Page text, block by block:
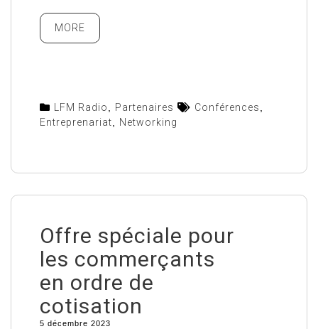
MORE
LFM Radio Partenaires Conférences
Entreprenariat
Networking
Offre spéciale pour
les commerçants
en ordre de
cotisation
5 décembre 2023